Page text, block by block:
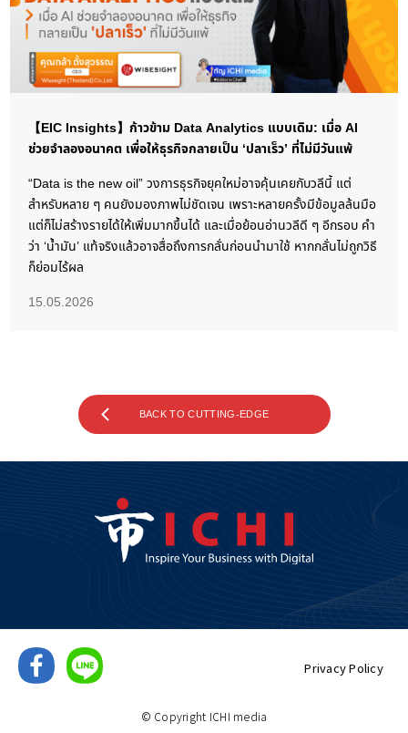
【EIC Insights】ก้าวข้าม Data Analytics แบบเดิม: เมื่อ AI
ช่วยจำลองอนาคต เพื่อให้ธุรกิจกลายเป็น ‘ปลาเร็ว’ ที่ไม่มีวันแพ้
“Data is the new oil” วงการธุรกิจยุคใหม่อาจคุ้นเคยกับวลีนี้ แต่
สำหรับหลาย ๆ คนยังมองภาพไม่ชัดเจน เพราะหลายครั้งมีข้อมูลล้นมือ
แต่ก็ไม่สร้างรายได้ให้เพิ่มมากขึ้นได้ และเมื่อย้อนอ่านวลีดี ๆ อีกรอบ คำ
ว่า ‘น้ำมัน’ แท้จริงแล้วอาจสื่อถึงการกลั่นก่อนนำมาใช้ หากกลั่นไม่ถูกวิธี
ก็ย่อมไร้ผล
15.05.2026
BACK TO CUTTING-EDGE
Privacy Policy
© Copyright ICHI media